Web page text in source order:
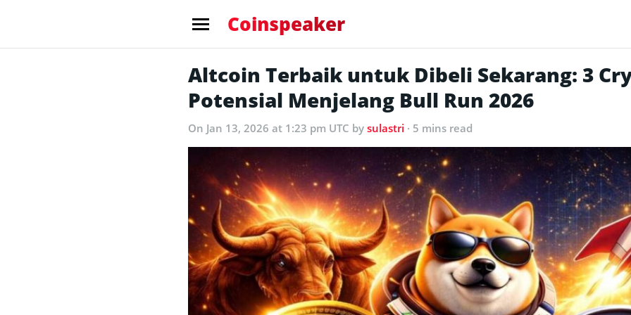
Coinspeaker
Altcoin Terbaik untuk Dibeli Sekarang: 3
Potensial Menjelang Bull Run 2026
On Jan 13, 2026 at 1:23 pm UTC by sulastri · 5 mins read